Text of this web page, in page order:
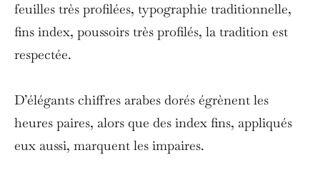
feuilles très profilées, typographie traditionnelle,
fins index, poussoirs très profilés, la tradition est
respectée.
D’élégants chiffres arabes dorés égrènent les
heures paires, alors que des index fins, appliqués
eux aussi, marquent les impaires.